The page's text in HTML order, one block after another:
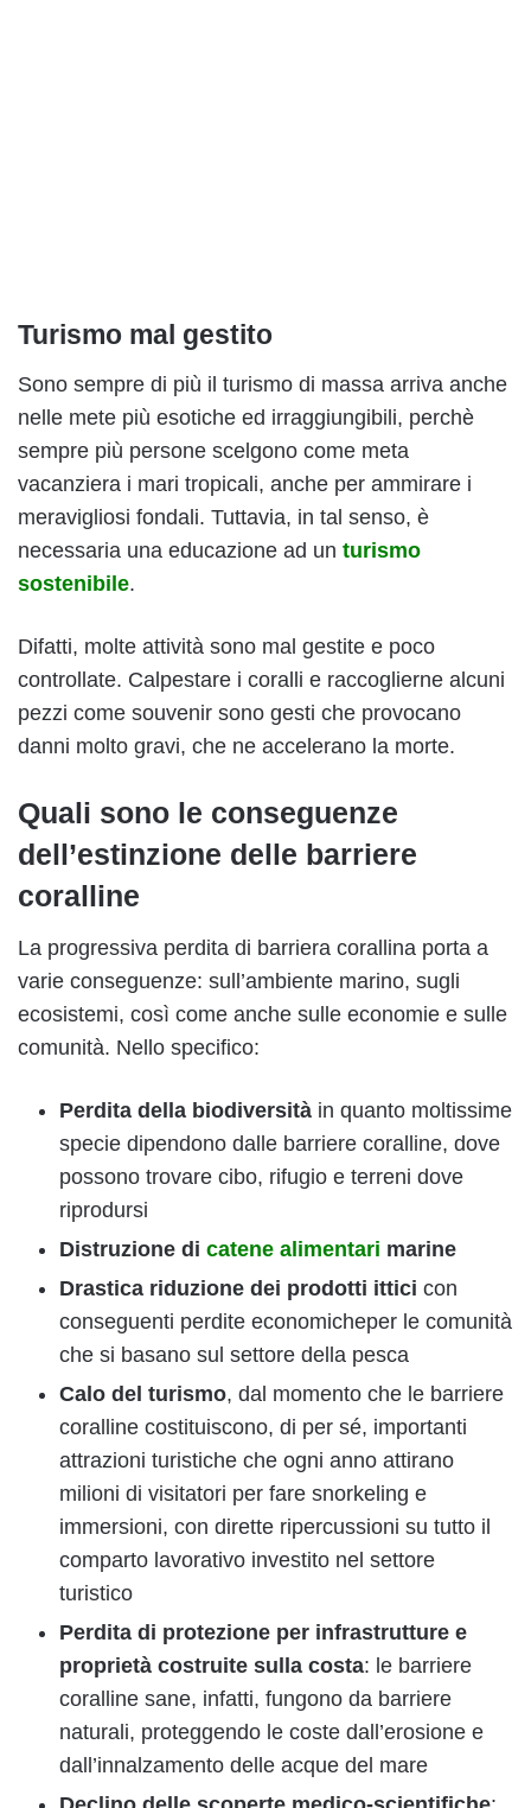
Turismo mal gestito
Sono sempre di più il turismo di massa arriva anche
nelle mete più esotiche ed irraggiungibili, perchè
sempre più persone scelgono come meta
vacanziera i mari tropicali, anche per ammirare i
meravigliosi fondali. Tuttavia, in tal senso, è
necessaria una educazione ad un turismo
sostenibile.
Difatti, molte attività sono mal gestite e poco
controllate. Calpestare i coralli e raccoglierne alcuni
pezzi come souvenir sono gesti che provocano
danni molto gravi, che ne accelerano la morte.
Quali sono le conseguenze
dell’estinzione delle barriere
coralline
La progressiva perdita di barriera corallina porta a
varie conseguenze: sull’ambiente marino, sugli
ecosistemi, così come anche sulle economie e sulle
comunità. Nello specifico:
Perdita della biodiversità in quanto moltissime
specie dipendono dalle barriere coralline, dove
possono trovare cibo, rifugio e terreni dove
riprodursi
Distruzione di catene alimentari marine
Drastica riduzione dei prodotti ittici con
conseguenti perdite economicheper le comunità
che si basano sul settore della pesca
Calo del turismo, dal momento che le barriere
coralline costituiscono, di per sé, importanti
attrazioni turistiche che ogni anno attirano
milioni di visitatori per fare snorkeling e
immersioni, con dirette ripercussioni su tutto il
comparto lavorativo investito nel settore
turistico
Perdita di protezione per infrastrutture e
proprietà costruite sulla costa: le barriere
coralline sane, infatti, fungono da barriere
naturali, proteggendo le coste dall’erosione e
dall’innalzamento delle acque del mare